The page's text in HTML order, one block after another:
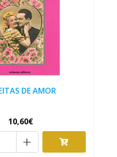
DE AMOR
10,60€
+